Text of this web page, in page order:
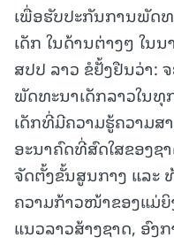
ເພື່ອຮັບປະກັນການພັດ
ເດັກ ໃນດ້ານຕ່າງໆ ໃນ
ສປປ ລາວ ຂໍຢັ້ງຢືນວ່າ: ຈ
ພັດທະນາເດັກລາວໃນທຸ
ເດັກທີ່ມີຄວາມຮູ້ຄວາມສ
ອະນາຄົດທີ່ສົດໃສຂອງຊ
ຈັດຕັ້ງຂັ້ນສູນກາງ ແລະ
ຄວາມກ້າວໜ້າຂອງແມ່
ແນວລາວສ້າງຊາດ, ອົງ